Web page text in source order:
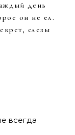
день
он не ел.
слезы
всегда